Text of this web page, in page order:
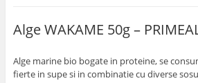
Alge WAKAME 50g –
Alge marine bio bogate in proteine, se
fierte in supe si in combinatie cu diverse